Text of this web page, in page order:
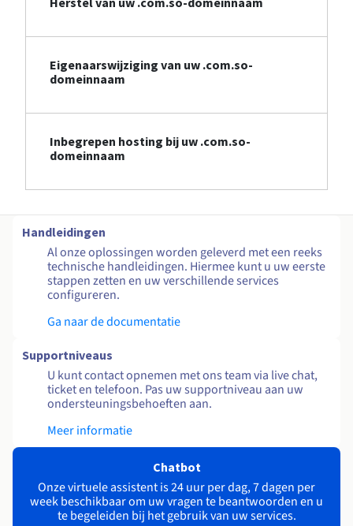
Eigenaarswijziging van uw .com.so-
domeinnaam
Inbegrepen hosting bij uw .com.so-
domeinnaam
Handleidingen
Al onze oplossingen worden geleverd met een reeks
technische handleidingen. Hiermee kunt u uw eerste
stappen zetten en uw verschillende services
configureren.
Ga naar de documentatie
Supportniveaus
U kunt contact opnemen met ons team via live chat,
ticket en telefoon. Pas uw supportniveau aan uw
ondersteuningsbehoeften aan.
Meer informatie
Chatbot
Onze virtuele assistent is 24 uur per dag, 7 dagen per
week beschikbaar om uw vragen te beantwoorden en u
te begeleiden bij het gebruik van uw services.